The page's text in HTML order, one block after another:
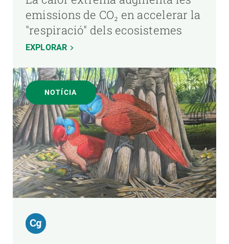
emissions de CO₂ en accelerar la
"respiració" dels ecosistemes
EXPLORAR
NOTÍCIA